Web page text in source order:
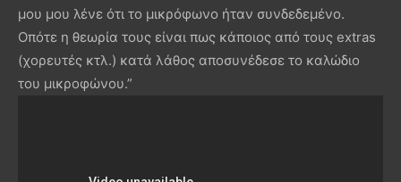
μου μου λένε ότι το μικρόφωνο ήταν συνδεδεμένο.
Οπότε η θεωρία τους είναι πως κάποιος από τους extras
(χορευτές κτλ.) κατά λάθος αποσυνέδεσε το καλώδιο
του μικροφώνου.”